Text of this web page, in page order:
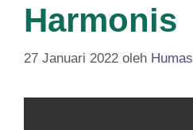
Harmonis
27 Januari 2022 oleh Humas